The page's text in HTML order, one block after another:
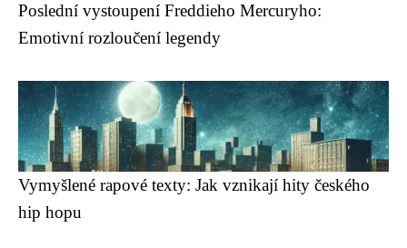
Poslední vystoupení Freddieho Mercuryho:
Emotivní rozloučení legendy
Vymyšlené rapové texty: Jak vznikají hity českého
hip hopu